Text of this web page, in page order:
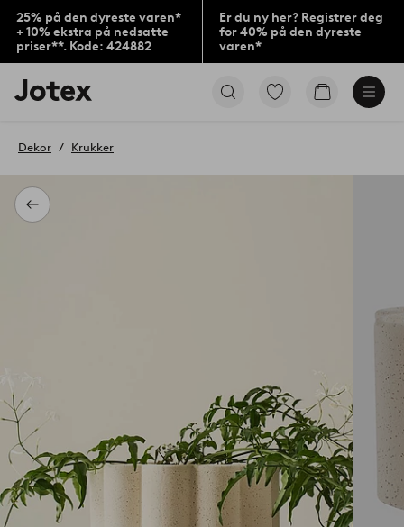
25% på den dyreste varen*
+ 10% ekstra på nedsatte
priser**. Kode: 424882
Er du ny her? Registrer deg
for 40% på den dyreste
varen*
Jotex’
logo
til
Gå
Gå
Tilbake
Dekor Krukker